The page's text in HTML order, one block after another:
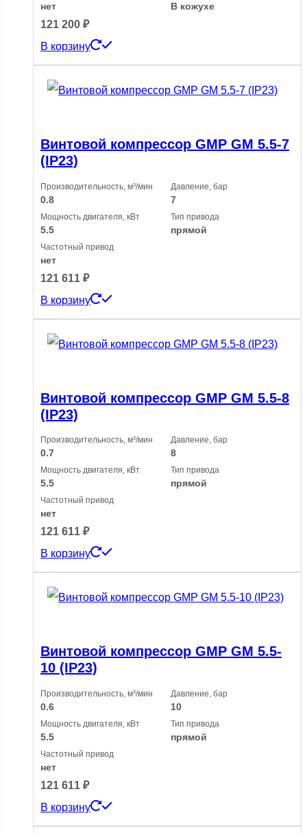
нет В кожухе
121 200 ₽
В корзину
Винтовой компрессор GMP GM 5.5-7
(IP23)
Производительность, м³/мин
0.8
Давление, бар
7
Мощность двигателя, кВт
5.5
Тип привода
прямой
Частотный привод
нет
121 611 ₽
В корзину
Винтовой компрессор GMP GM 5.5-8
(IP23)
Производительность, м³/мин
0.7
Давление, бар
8
Мощность двигателя, кВт
5.5
Тип привода
прямой
Частотный привод
нет
121 611 ₽
В корзину
Винтовой компрессор GMP GM 5.5-
10 (IP23)
Производительность, м³/мин
0.6
Давление, бар
10
Мощность двигателя, кВт
5.5
Тип привода
прямой
Частотный привод
нет
121 611 ₽
В корзину